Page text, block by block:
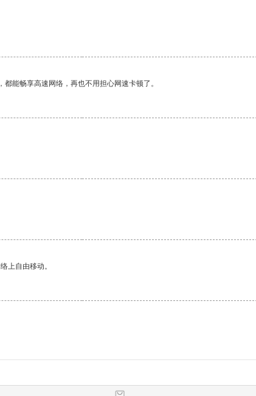
能畅享高速网络，再也不用担心网速卡顿了。
上自由移动。